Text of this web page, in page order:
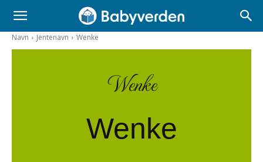
Navn Jentenavn Wenke
Wenke
Wenke